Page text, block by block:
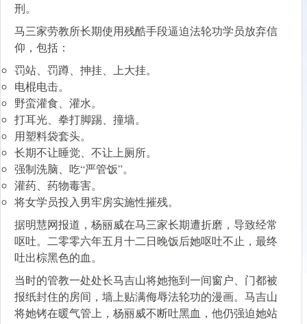
刑。
马三家劳教所长期使用残酷手段逼迫法轮功学员放弃信
仰，包括：
罚站、罚蹲、抻挂、上大挂。
电棍电击。
野蛮灌食、灌水。
打耳光、拳打脚踢、撞墙。
用塑料袋套头。
长期不让睡觉、不让上厕所。
强制洗脑、吃“严管饭”。
灌药、药物毒害。
将女学员投入男牢房实施性摧残。
据明慧网报道，杨丽威在马三家长期遭折磨，导致经常
呕吐。二零零六年五月十二日晚饭后她呕吐不止，最终
吐出棕黑色的血。
当时的管教一处处长马吉山将她拖到一间窗户、门都被
报纸封住的房间，墙上贴满侮辱法轮功的漫画。马吉山
将她铐在暖气管上，杨丽威不断吐黑血，他仍强迫她站